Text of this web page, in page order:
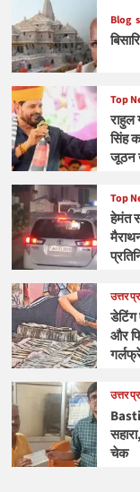
Blog
Top
राहुल
सिंह
जूठन
Top
हेमंत
उत्तर
डेटिंग
और
उत्तर
Basti
चेक